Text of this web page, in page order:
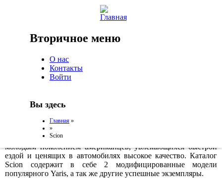
Вторичное меню
О нас
Контакты
Войти
Вы здесь
Главная »
»
Scion
Главная»
Модельный ряд Сцион – это компактные хэтчбеки и
динамичные купе дочернего предприятия Toyota Motor
Corporation с автономным брендом, представленным на
американском авторынке. Круг покупателей ограничен
молодым поколением американцев, увлекающихся быстрой
ездой и ценящих в автомобилях высокое качество. Каталог
Scion содержит в себе 2 модифицированные модели
популярного Yaris, а так же другие успешные экземпляры.